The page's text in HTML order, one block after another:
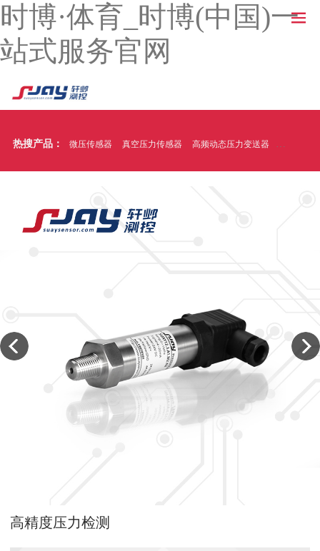
时博·体育_时博(中国)一
站式服务官网
热搜产品： 微压传感器 真空压力传感器 高频动态压力变送器 温压一体
高精度压力检测